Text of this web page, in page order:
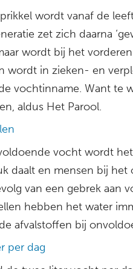
wordt vanaf de
zet zich daarna
wordt bij het
wordt in zieken- en
vochtinname. Want te
aldus Het Parool.
vocht wordt
daalt en mensen bij het
van een gebrek aan
hebben het water
afvalstoffen bij
per dag